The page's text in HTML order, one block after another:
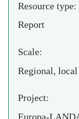
Resource type:
Report
Scale:
Regional, local
Project:
Europa-